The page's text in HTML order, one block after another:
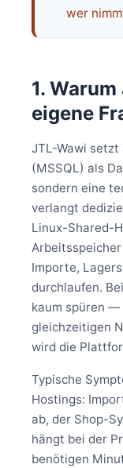
wer
1.
eigene
JTL-Wawi
(MSSQL) als
sondern eine
verlangt
Linux-Shared-
Importe,
durchlaufen.
kaum spüren —
gleichzeitigen
wird die
Typische
Hostings:
ab, der Shop-
hängt bei der
benötigen